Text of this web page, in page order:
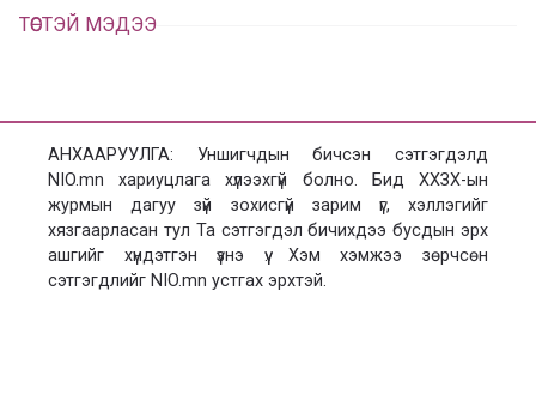
ТӨСТЭЙ МЭДЭЭ
АНХААРУУЛГА: Уншигчдын бичсэн сэтгэгдэлд
NIO.mn хариуцлага хүлээхгүй болно. Бид ХХЗХ-ын
журмын дагуу зүй зохисгүй зарим үг, хэллэгийг
хязгаарласан тул Та сэтгэгдэл бичихдээ бусдын эрх
ашгийг хүндэтгэн үзнэ үү. Хэм хэмжээ зөрчсөн
сэтгэгдлийг NIO.mn устгах эрхтэй.